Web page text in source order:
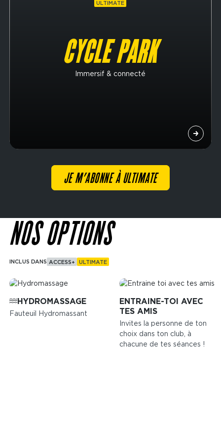
ULTIMATE
CYCLE PARK
Immersif & connecté
JE M’ABONNE À ULTIMATE
NOS OPTIONS
INCLUS DANS ACCESS+ ULTIMATE
Image
HYDROMASSAGE
Fauteuil Hydromassant
Image
ENTRAINE-TOI AVEC
TES AMIS
Invites la personne de ton
choix dans ton club, à
chacune de tes séances !